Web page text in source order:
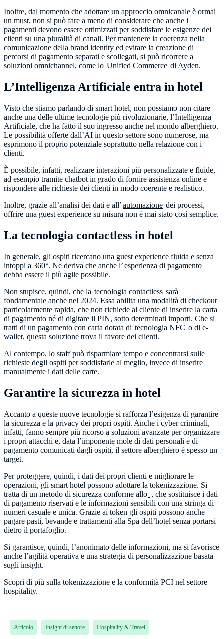
Inoltre, dal momento che adottare un approccio omnicanale è ormai
un must, non si può fare a meno di considerare che anche i
pagamenti devono essere ottimizzati per soddisfare le esigenze dei
clienti su una pluralità di canali. Per mantenere la coerenza nella
comunicazione della brand identity ed evitare la creazione di
percorsi di pagamento separati e scollegati, si può ricorrere a
soluzioni omnichannel, come lo Unified Commerce di Ayden.
L’Intelligenza Artificiale entra in hotel
Visto che stiamo parlando di smart hotel, non possiamo non citare
anche una delle ultime tecnologie più rivoluzionarie, l’Intelligenza
Artificiale, che ha fatto il suo ingresso anche nel mondo alberghiero.
Le possibilità offerte dall’AI in questo settore sono numerose, ma
esprimono il proprio potenziale soprattutto nella relazione con i
clienti.
È possibile, infatti, realizzare interazioni più personalizzate e fluide,
ad esempio tramite chatbot in grado di fornire assistenza online e
rispondere alle richieste dei clienti in modo coerente e realistico.
Inoltre, grazie all’analisi dei dati e all’automazione dei processi,
offrire una guest experience su misura non è mai stato così semplice.
La tecnologia contactless in hotel
In generale, gli ospiti ricercano una guest experience fluida e senza
intoppi a 360°. Ne deriva che anche l’esperienza di pagamento
debba essere il più agile possibile.
Non stupisce, quindi, che la tecnologia contactless sarà
fondamentale anche nel 2024. Essa abilita una modalità di checkout
particolarmente rapida, che non richiede al cliente di inserire la carta
di pagamento né di digitare il PIN, sotto determinati importi. Che si
tratti di un pagamento con carta dotata di tecnologia NFC o di e-
wallet, questa soluzione trova il favore dei clienti.
Al contempo, lo staff può risparmiare tempo e concentrarsi sulle
richieste degli ospiti per soddisfarle al meglio, invece di inserire
manualmente i dati delle carte.
Garantire la sicurezza in hotel
Accanto a queste nuove tecnologie si rafforza l’esigenza di garantire
la sicurezza e la privacy dei propri ospiti. Anche i cyber criminali,
infatti, fanno sempre più ricorso a soluzioni avanzate per organizzare
i propri attacchi e, data l’imponente mole di dati personali e di
pagamento comunicati dagli ospiti, il settore alberghiero è spesso un
target.
Per proteggere, quindi, i dati dei propri clienti e migliorare le
operazioni, gli smart hotel possono adottare la tokenizzazione. Si
tratta di un metodo di sicurezza conforme allo , che sostituisce i dati
di pagamento riservati e le informazioni sensibili con una stringa di
numeri casuale e unica. Grazie ai token gli ospiti possono anche
pagare pasti, bevande e trattamenti alla Spa dell’hotel senza portarsi
dietro il portafoglio.
Si garantisce, quindi, l’anonimato delle informazioni, ma si favorisce
anche l’agilità operativa e una strategia di personalizzazione basata
sugli insight.
Scopri di più sulla tokenizzazione e la conformità PCI nel settore
hospitality.
Articolo Insight di settore Hospitality & Travel